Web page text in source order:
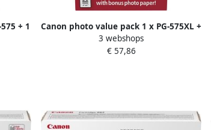
+ 1
Canon photo value pack 1 x PG-575XL +
1 x CL-576XL 300 400 pagina&apos;s
OEM 5437C006 4 kleuren
3 webshops
€ 57,86